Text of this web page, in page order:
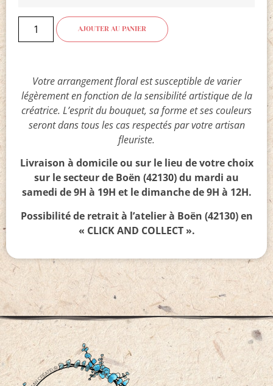
AJOUTER AU PANIER
Votre arrangement floral est susceptible de varier
légèrement en fonction de la sensibilité artistique de la
créatrice. L’esprit du bouquet, sa forme et ses couleurs
seront dans tous les cas respectés par votre artisan
fleuriste.
Livraison à domicile ou sur le lieu de votre choix
sur le secteur de Boën (42130) du mardi au
samedi de 9H à 19H et le dimanche de 9H à 12H.
Possibilité de retrait à l’atelier à Boën (42130) en
« CLICK AND COLLECT ».